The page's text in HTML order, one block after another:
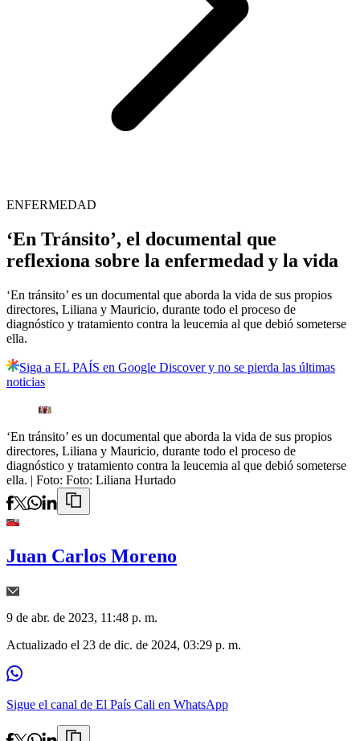
ENFERMEDAD
‘En Tránsito’, el documental que
reflexiona sobre la enfermedad y la vida
‘En tránsito’ es un documental que aborda la vida de sus propios
directores, Liliana y Mauricio, durante todo el proceso de
diagnóstico y tratamiento contra la leucemia al que debió someterse
ella.
Siga a EL PAÍS en Google Discover y no se pierda las últimas
noticias
‘En tránsito’ es un documental que aborda la vida de sus propios
directores, Liliana y Mauricio, durante todo el proceso de
diagnóstico y tratamiento contra la leucemia al que debió someterse
ella. | Foto: Foto: Liliana Hurtado
Juan Carlos Moreno
9 de abr. de 2023, 11:48 p. m.
Actualizado el 23 de dic. de 2024, 03:29 p. m.
Sigue el canal de El País Cali en WhatsApp